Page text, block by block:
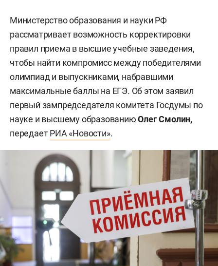
Министерство образования и науки РФ
рассматривает возможность корректировки
правил приема в высшие учебные заведения,
чтобы найти компромисс между победителями
олимпиад и выпускниками, набравшими
максимальные баллы на ЕГЭ. Об этом заявил
первый зампредседателя комитета Госдумы по
науке и высшему образованиюОлег Смолин,
передаетРИА «Новости».